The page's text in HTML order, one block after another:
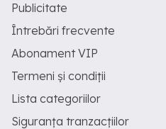
Publicitate
Întrebări frecvente
Abonament VIP
Termeni și condiții
Lista categoriilor
Siguranța tranzacțiilor